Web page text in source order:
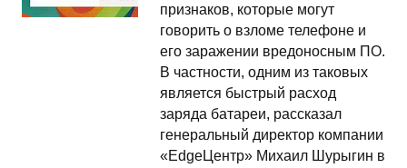
признаков, которые могут
говорить о взломе телефоне и
его заражении вредоносным ПО.
В частности, одним из таковых
является быстрый расход
заряда батареи, рассказал
генеральный директор компании
«EdgeЦентр» Михаил Шурыгин в